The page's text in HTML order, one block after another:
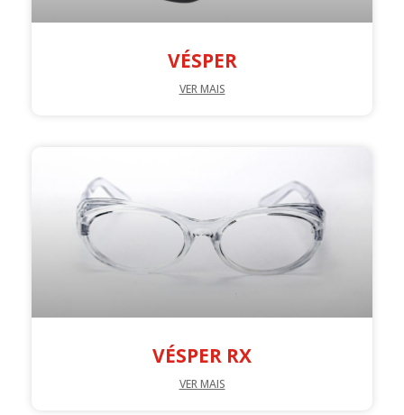
VÉSPER
VER MAIS
VÉSPER RX
VER MAIS